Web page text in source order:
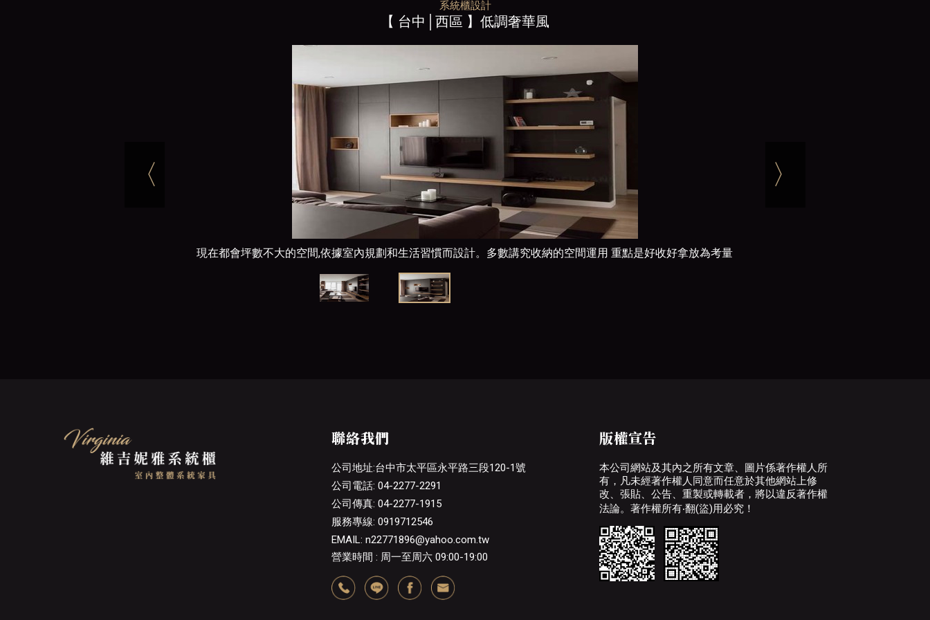
系統櫃設計
【 台中│西區 】低調奢華風
〈
現在都會坪數不大的空間,依據室內規劃和生活習慣而設計。多數講究收納的空間運用 重點是好收好拿放為考量
〉
聯絡我們
公司地址:台中市太平區永平路三段120-1號
公司電話: 04-2277-2291
公司傳真: 04-2277-1915
服務專線: 0919712546
EMAIL: n22771896@yahoo.com.tw
營業時間 : 周一至周六 09:00-19:00
版權宣告
本公司網站及其內之所有文章、圖片係著作權人所
有，凡未經著作權人同意而任意於其他網站上修
改、張貼、公告、重製或轉載者，將以違反著作權
法論。著作權所有‧翻(盜)用必究！